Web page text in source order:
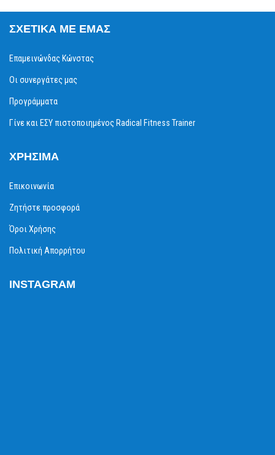
ΣΧΕΤΙΚΆ ΜΕ ΕΜΆΣ
Επαμεινώνδας Κώνστας
Οι συνεργάτες μας
Προγράμματα
Γίνε και ΕΣΥ πιστοποιημένος Radical Fitness Trainer
ΧΡΉΣΙΜΑ
Επικοινωνία
Ζητήστε προσφορά
Όροι Χρήσης
Πολιτική Απορρήτου
INSTAGRAM